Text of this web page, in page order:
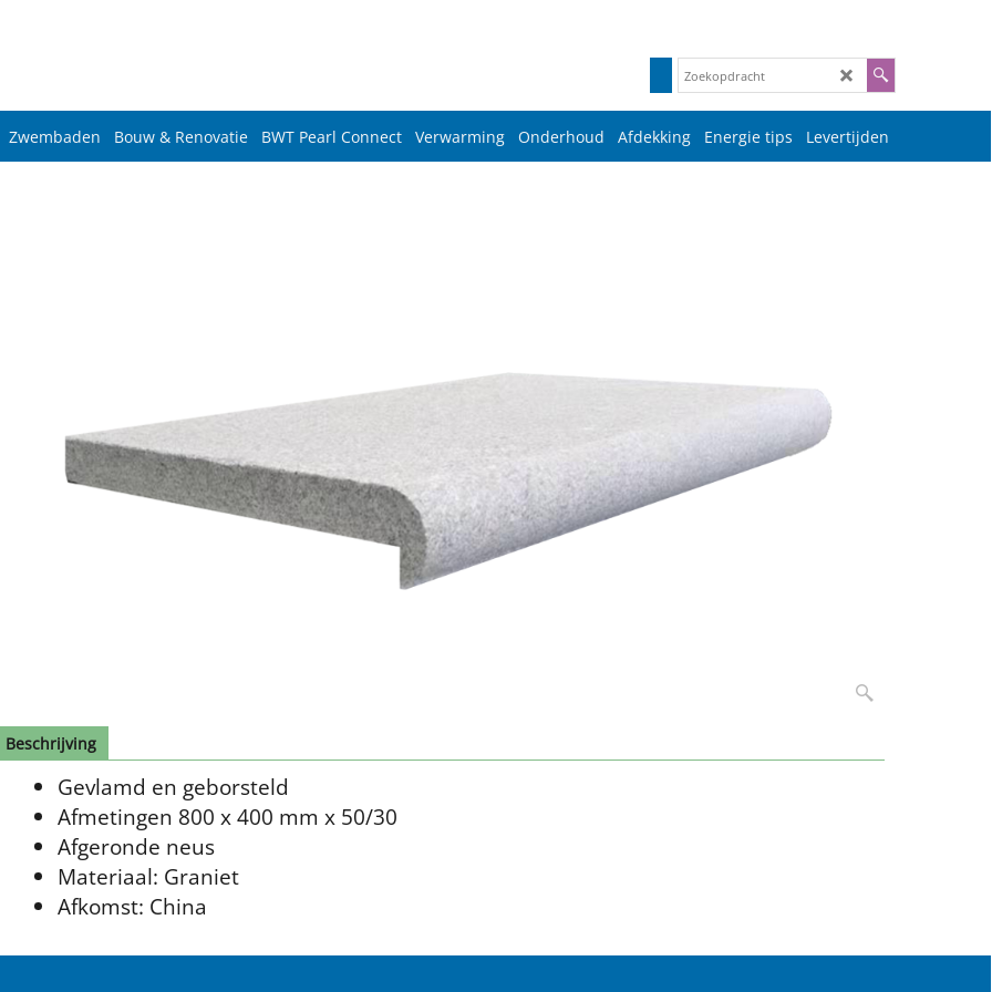
Zwembaden Bouw & Renovatie BWT Pearl Connect Verwarming Onderhoud Afdekking Energie tips Levertijden
Beschrijving
Gevlamd en geborsteld
Afmetingen 800 x 400 mm x 50/30
Afgeronde neus
Materiaal: Graniet
Afkomst: China